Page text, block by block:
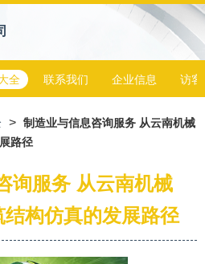
全 联系我们 企业信息 访客
> 制造业与信息咨询服务 从云南机械
路径
询服务 从云南机械
构仿真的发展路径